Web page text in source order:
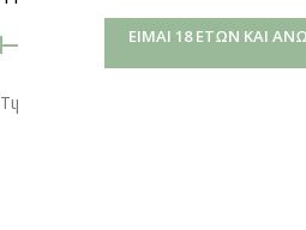
ΕΊΜΑΙ 18 ΕΤΏΝ ΚΑΙ ΆΝΩ
Τιμή: